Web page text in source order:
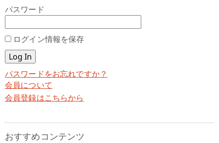
パスワード
ログイン情報を保存
パスワードをお忘れですか？
会員について
会員登録はこちらから
おすすめコンテンツ